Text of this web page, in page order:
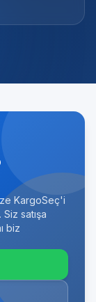
KargoSeç'i
satışa
biz